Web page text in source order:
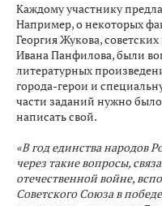
Каждому участнику
Например, о некоторых
Георгия Жукова,
Ивана Панфилова, были
литературных
города-герои и
части заданий нужно было
написать свой.
«В год единства народов
через такие вопросы,
отечественной войне,
Советского Союза в